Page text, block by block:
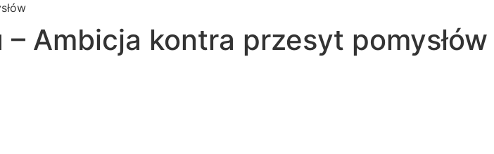
Ambicja kontra przesyt pomysłów